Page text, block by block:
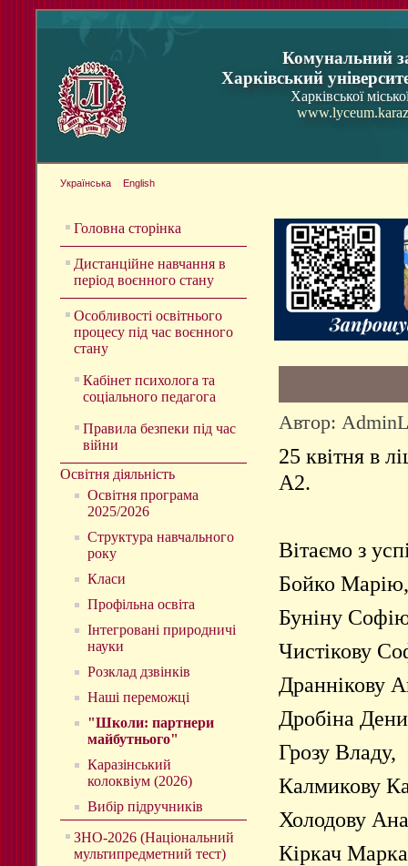
Комунальний
Харківський
Харківської
Українська English
Головна сторінка
Дистанційне навчання в
період воєнного стану
Особливості освітнього
процесу під час воєнного
стану
Кабінет психолога та
соціального педагога
Правила безпеки під час
війни
Освітня діяльність
Освітня програма
2025/2026
Структура навчального
року
Класи
Профільна освіта
Інтегровані природничі
науки
Розклад дзвінків
Наші переможці
"Школи: партнери
майбутнього"
Каразінський
колоквіум (2026)
Вибір підручників
ЗНО-2026 (Національний
мультипредметний тест)
Автор:
25 квітня в
А2.
Вітаємо з
Бойко Марію
Буніну
Чистікову
Драннікову
Дробіна
Грозу Владу,
Калмикову
Холодову
Кіркач Марка